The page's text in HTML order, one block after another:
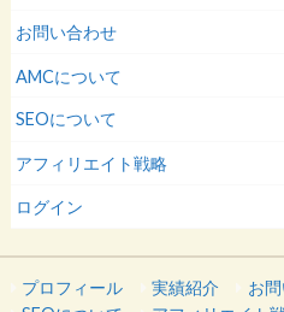
お問い合わせ
AMCについて
SEOについて
アフィリエイト戦略
ログイン
プロフィール 実績紹介 お